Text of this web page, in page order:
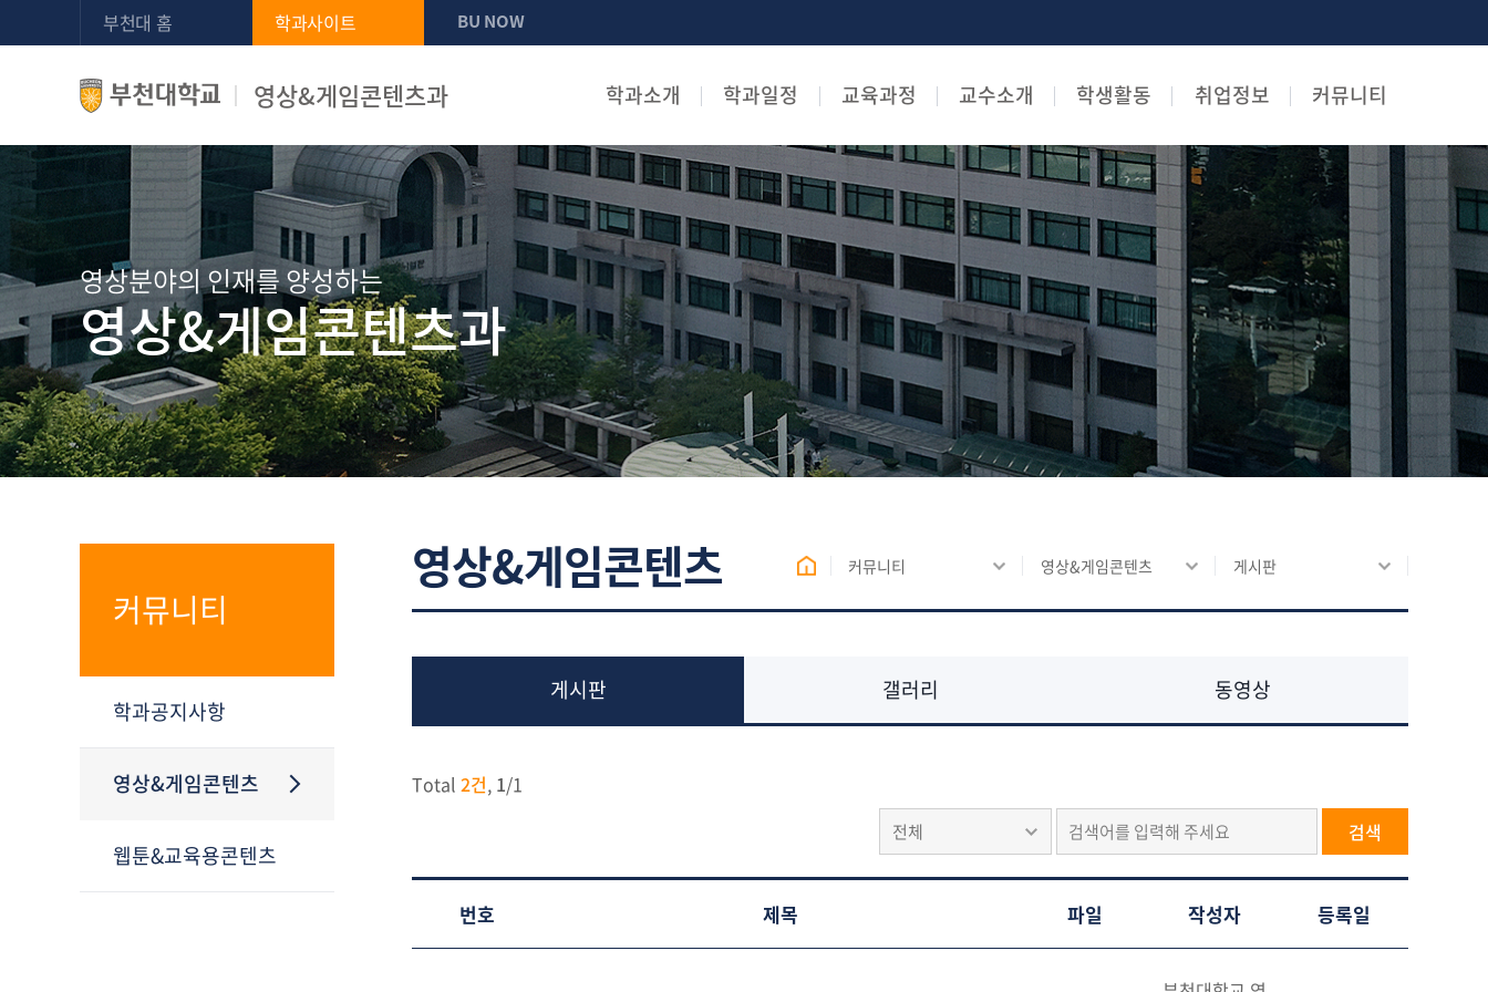
부천대 홈 학과사이트 BU NOW
영상&게임콘텐츠과 학과소개 학과일정 교육과정 교수소개 학생활동 취업정보 커뮤니티
영상분야의 인재를 양성하는
영상&게임콘텐츠과
커뮤니티
학과공지사항
영상&게임콘텐츠
웹툰&교육용콘텐츠
영상&게임콘텐츠 커뮤니티 영상&게임콘텐츠 게시판
게시판 갤러리 동영상
Total 2건, 1/1
전체 검색
번호 제목 파일 작성자 등록일